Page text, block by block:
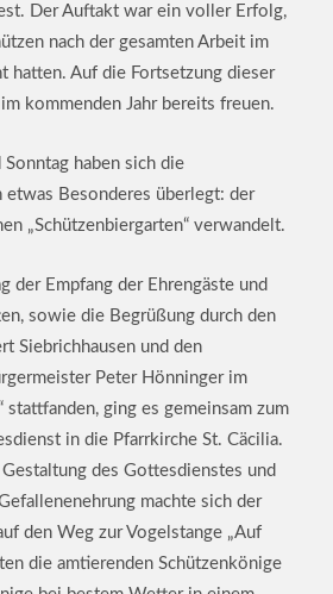
Der Auftakt war ein voller Erfolg,
nach der gesamten Arbeit im
hatten. Auf die Fortsetzung dieser
kommenden Jahr bereits freuen.
Sonntag haben sich die
etwas Besonderes überlegt: der
„Schützenbiergarten“ verwandelt.
der Empfang der Ehrengäste und
sowie die Begrüßung durch den
Siebrichhausen und den
Peter Hönninger im
stattfanden, ging es gemeinsam zum
in die Pfarrkirche St. Cäcilia.
des Gottesdienstes und
machte sich der
den Weg zur Vogelstange „Auf
die amtierenden Schützenkönige